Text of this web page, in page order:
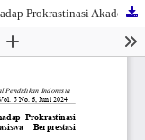
Peran Self Efficacy dan Locus of Control Terhadap Prokrastinasi Akademik Penyelesaian Skripsi Pada Mahasiswa Berprestasi Universitas Gajah Putih Takengon